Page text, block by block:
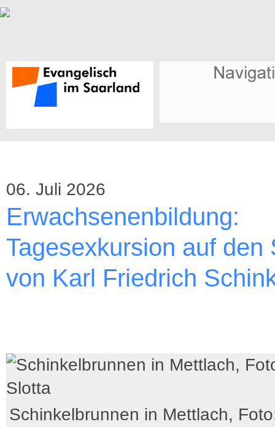
06. Juli 2026
Erwachsenenbildung:
Tagesexkursion auf den
von Karl Friedrich
Schinkelbrunnen in Mettlach,